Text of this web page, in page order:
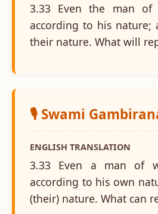
3.33 Even the man of
according to his nature;
their nature. What will
🎙️ Swami
ENGLISH TRANSLATION
3.33 Even a man of
according to his own
(their) nature. What can